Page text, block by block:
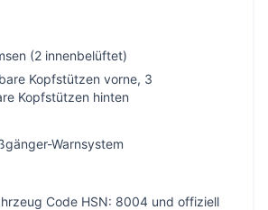
(2 innenbelüftet)
Kopfstützen vorne, 3
Kopfstützen hinten
Warnsystem
Code HSN: 8004 und offiziell